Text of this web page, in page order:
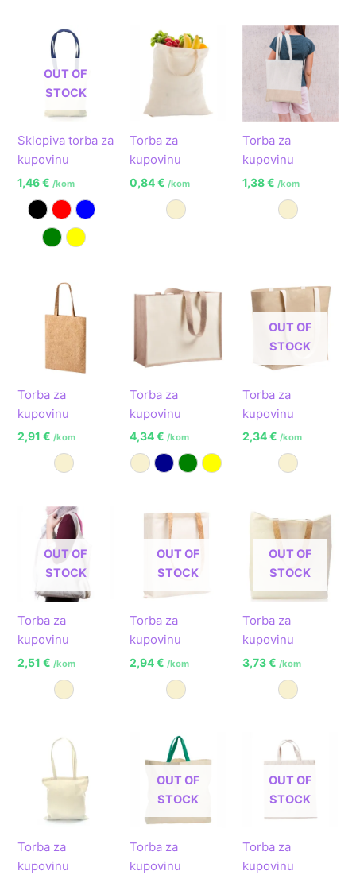
OUT OF
STOCK
Sklopiva torba za
kupovinu
1,46€ /kom
CrnaCrvenaPlava
Zelena
Žuta
Torba za
kupovinu
0,84€ /kom
Prirodna
Torba za
kupovinu
1,38€ /kom
Prirodna
Torba za
kupovinu
2,91€ /kom
Prirodna
Torba za
kupovinu
4,34€ /kom
PrirodnaTamno plava
Zelena
Žuta
OUT OF
STOCK
Torba za
kupovinu
2,34€ /kom
Prirodna
OUT OF
STOCK
Torba za
kupovinu
2,51€ /kom
Prirodna
OUT OF
STOCK
Torba za
kupovinu
2,94€ /kom
Prirodna
OUT OF
STOCK
Torba za
kupovinu
3,73€ /kom
Prirodna
Torba za
kupovinu
OUT OF
STOCK
Torba za
kupovinu
OUT OF
STOCK
Torba za
kupovinu